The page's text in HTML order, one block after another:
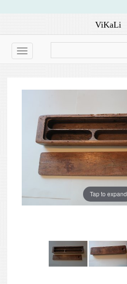
ViKaLi
Toggle
navigation
Tap to expand